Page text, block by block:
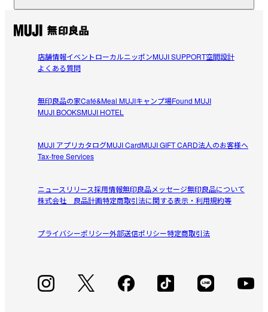
k.
2026/05/08
着用しやすい
襟もあるのでスウェットだけど、
ててて
暖かい
ので低身長さんにとっては良いと思います。
参考になった（0人）
店舗情報イベントローカルニッポンMUJI SUPPORT空間設計
よくある質問
無印良品の家Café&Meal MUJIキャンプ場Found MUJI
MUJI BOOKSMUJI HOTEL
MUJI アプリカタログMUJI CardMUJI GIFT CARD法人のお客様へ
Tax-free Services
ニュースリリース採用情報無印良品メッセージ無印良品について
株式会社 良品計画特定商取引法に関する表示・利用規約等
プライバシーポリシー外部送信ポリシー特定商取引法